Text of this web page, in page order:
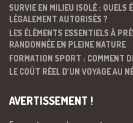
SURVIE EN MILIEU ISOLÉ : QUELS
LÉGALEMENT AUTORISÉS ?
LES ÉLÉMENTS ESSENTIELS À
RANDONNÉE EN PLEINE NATURE
FORMATION SPORT : COMMENT
LE COÛT RÉEL D’UN VOYAGE AU
AVERTISSEMENT !